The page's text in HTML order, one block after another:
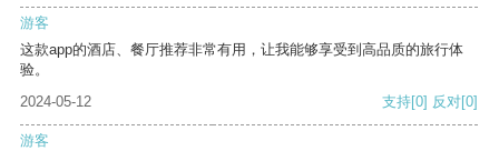
游客
这款app的酒店、餐厅推荐非常有用，让我能够享受到高品质的旅行体
验。
2024-05-12
支持[0] 反对[0]
游客